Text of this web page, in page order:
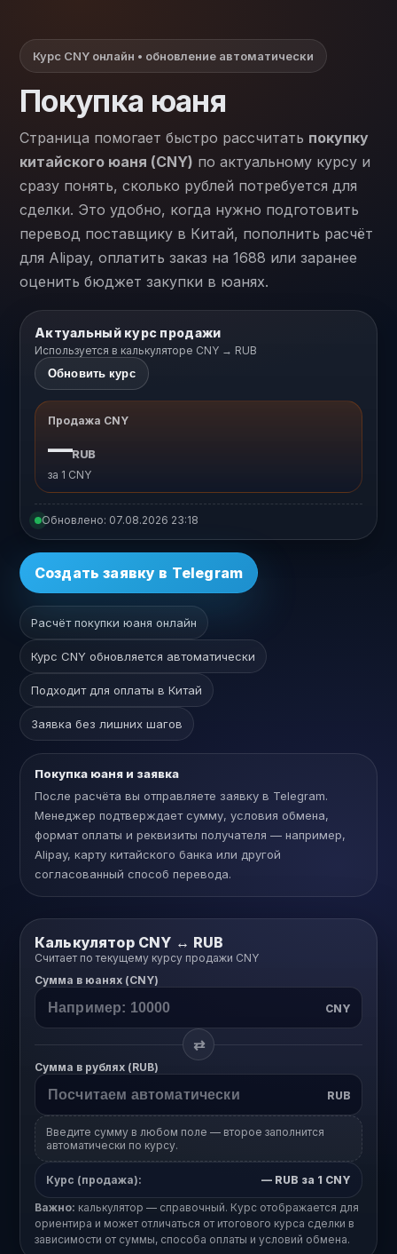
Курс CNY онлайн • обновление автоматически
Покупка юаня
Страница помогает быстро рассчитать покупку
китайского юаня (CNY) по актуальному курсу и
сразу понять, сколько рублей потребуется для
сделки. Это удобно, когда нужно подготовить
перевод поставщику в Китай, пополнить расчёт
для Alipay, оплатить заказ на 1688 или заранее
оценить бюджет закупки в юанях.
Актуальный курс продажи
Используется в калькуляторе CNY → RUB
Обновить курс
Продажа CNY
—RUB
за 1 CNY
Обновлено: 07.08.2026 23:18
Создать заявку в Telegram
Расчёт покупки юаня онлайн
Курс CNY обновляется автоматически
Подходит для оплаты в Китай
Заявка без лишних шагов
Покупка юаня и заявка
После расчёта вы отправляете заявку в Telegram.
Менеджер подтверждает сумму, условия обмена,
формат оплаты и реквизиты получателя — например,
Alipay, карту китайского банка или другой
согласованный способ перевода.
Калькулятор CNY ↔ RUB
Считает по текущему курсу продажи CNY
Сумма в юанях (CNY)
CNY
⇄
Сумма в рублях (RUB)
RUB
Введите сумму в любом поле — второе заполнится
автоматически по курсу.
Курс (продажа): — RUB за 1 CNY
Важно: калькулятор — справочный. Курс отображается для
ориентира и может отличаться от итогового курса сделки в
зависимости от суммы, способа оплаты и условий обмена.